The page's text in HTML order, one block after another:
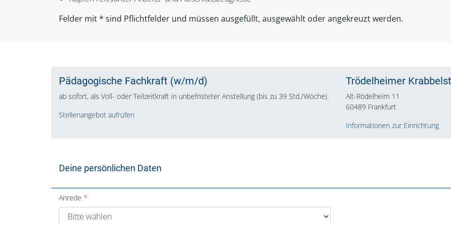
Felder mit * sind Pflichtfelder und müssen ausgefüllt, ausgewählt oder angekreuzt werden.
Pädagogische Fachkraft (w/m/d)
ab sofort, als Voll- oder Teilzeitkraft in unbefristeter Anstellung (bis zu 39 Std./Woche).
Stellenangebot aufrufen
Trödelheimer
Alt-Rödelheim 11
60489 Frankfurt
Informationen zur Einrichtung
Deine persönlichen Daten
Anrede